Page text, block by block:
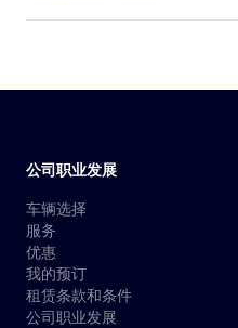
公司职业发展
车辆选择
服务
优惠
我的预订
租赁条款和条件
公司职业发展